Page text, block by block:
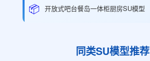
📦 开放式吧台餐岛一体柜厨房SU模型
同类SU模型推荐